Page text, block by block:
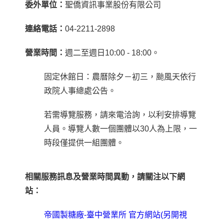
委外單位： 聖僑資訊事業股份有限公司
連絡電話： 04-2211-2898
營業時間： 週二至週日 10:00 - 18:00。
固定休館日：農曆除夕－初三，颱風天依行
政院人事總處公告。
若需導覽服務，請來電洽詢，以利安排導覽
人員。導覽人數一個團體以30人為上限，一
時段僅提供一組團體。
相關服務訊息及營業時間異動，請關注以下網
站：
帝國製糖廠-臺中營業所 官方網站(另開視